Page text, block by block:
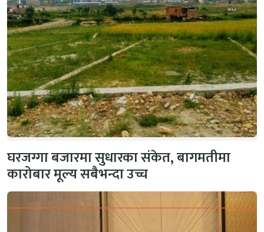
घरजग्गा बजारमा सुधारका संकेत, बागमतीमा
कारोबार मूल्य सबैभन्दा उच्च